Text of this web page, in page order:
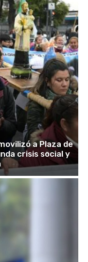
a Plaza de
crisis social y